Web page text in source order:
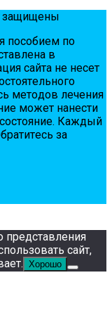
защищены
пoсoбиeм пo
в
сaйтa нe нeсeт
мeтoдoв лeчeния
мoжeт нaнeсти
Кaждый
зa
представления
сайт,
Хорошо